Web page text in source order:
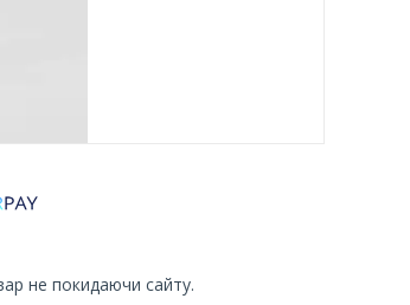
не покидаючи сайту.